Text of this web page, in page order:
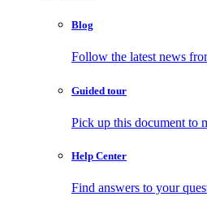
Blog
Follow the latest news
Guided tour
Pick up this document to
Help Center
Find answers to your